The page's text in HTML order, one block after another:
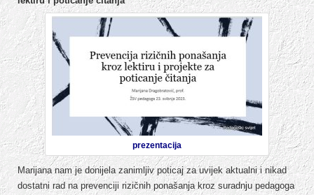
prezentacija
Marijana nam je donijela zanimljiv poticaj za uvijek aktualni i nikad
dostatni rad na prevenciji rizičnih ponašanja kroz suradnju pedagoga